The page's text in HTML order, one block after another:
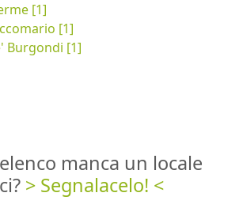
[1]
[1]
Burgondi [1]
manca un locale
> Segnalacelo! <